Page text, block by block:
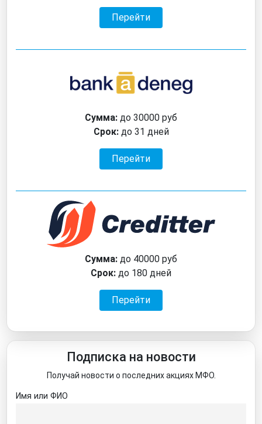
Перейти
Сумма: до 30000 руб
Срок:до 31 дней
Перейти
Сумма: до 40000 руб
Срок: до 180 дней
Перейти
Подписка на новости
Получай новости о последних акциях МФО.
Имя или ФИО